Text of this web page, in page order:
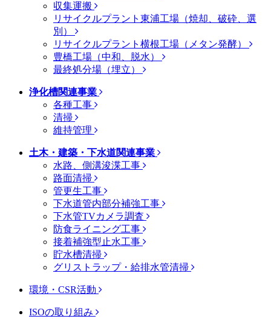
収集運搬
リサイクルプラント東浦工場（焼却、破砕、選
別）
リサイクルプラント横根工場（メタン発酵）
豊橋工場（中和、脱水）
最終処分場（埋立）
浄化槽関連事業
各種工事
清掃
維持管理
土木・建築・下水道関連事業
水路、側溝浚渫工事
路面清掃
管更生工事
下水道管内部分補強工事
下水管TVカメラ調査
防食ライニング工事
接着補強型止水工事
貯水槽清掃
グリストラップ・給排水管清掃
環境・CSR活動
ISOの取り組み